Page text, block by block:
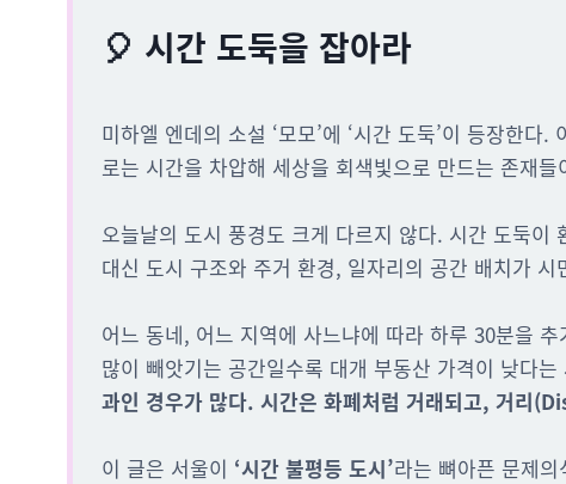
🎈 시간 도둑을 잡아라
미하엘 엔데의 소설 ‘모모’에 ‘시간 도둑’이 등장한
로는 시간을 차압해 세상을 회색빛으로 만드는 존재들
오늘날의 도시 풍경도 크게 다르지 않다. 시간 도둑
대신 도시 구조와 주거 환경, 일자리의 공간 배치가
어느 동네, 어느 지역에 사느냐에 따라 하루 30분을
많이 빼앗기는 공간일수록 대개 부동산 가격이 낮다는
과인 경우가 많다. 시간은 화폐처럼 거래되고, 거리
이 글은 서울이 ‘시간 불평등 도시’라는 뼈아픈 문제